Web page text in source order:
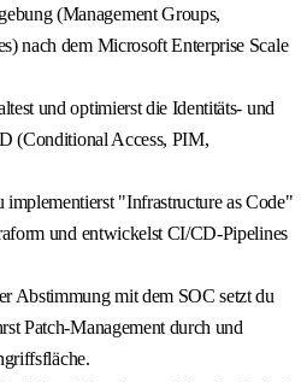
(Management Groups,
nach dem Microsoft Enterprise Scale
und optimierst die Identitäts- und
(Conditional Access, PIM,
implementierst "Infrastructure as Code"
und entwickelst CI/CD-Pipelines
Abstimmung mit dem SOC setzt du
Patch-Management durch und